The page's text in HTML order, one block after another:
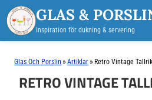
GLAS &
Inspiration för dukning & servering
Glas Och Porslin »Artiklar » Retro Vintage
RETRO VINTAGE